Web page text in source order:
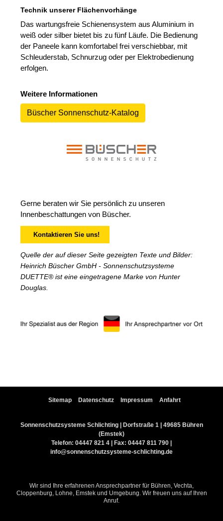
Technik unserer Flächenvorhänge
Das wartungsfreie Schienensystem aus Aluminium in
weiß oder silber bietet bis zu fünf Läufe. Die Bedienung
der Paneele kann komfortabel frei verschiebbar, mit
Schleuderstab, Schnurzug oder per Elektrobedienung
erfolgen.
Weitere Informationen
Büscher Sonnenschutz-Katalog
Gerne beraten wir Sie persönlich zu unseren
Innenbeschattungen von Büscher.
Kontaktieren Sie uns!
Quelle der auf dieser Seite gezeigten Texte und Bilder:
Heinrich Büscher GmbH - Sonnenschutzsysteme
DUETTE® ist eine eingetragene Marke von Hunter
Douglas.
Sitemap Datenschutz Impressum Anfahrt
Sonnenschutzsysteme Schlichting | Dorfstraße 1 | 49685 Bühren
(Emstek)
Telefon: 04447 821 4 | Fax: 04447 811 790 |
info@sonnenschutzsysteme-schlichting.de
Wir sind Ihre erfahrenen Ansprechpartner für Bühren, Vechta,
Cloppenburg, Lohne, Emstek und Umgebung. Wir freuen uns auf Ihren
Anruf.